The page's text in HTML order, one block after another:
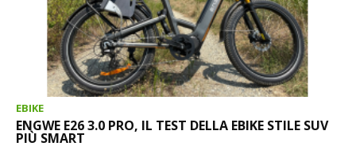
EBIKE
ENGWE E26 3.0 PRO, IL TEST DELLA EBIKE STILE SUV
PIÙ SMART